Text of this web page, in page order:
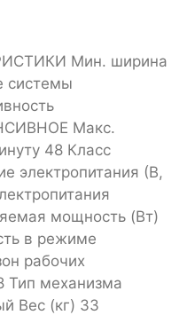
Мин. ширина
системы
Макс.
48 Класс
электропитания (В,
мощность (Вт)
в режиме
рабочих
Тип механизма
Вес (кг) 33